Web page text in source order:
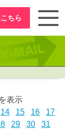
ちら
表示
14 15 16
17
29 30
31